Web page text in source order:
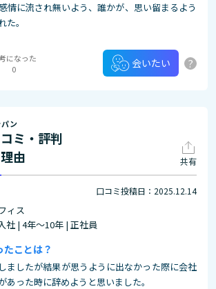
情に流され無いよう、誰かが、思い留まるよう
。
になった
0
会いたい ?
パン
ミ・評判
由
共有
口コミ投稿日：2025.12.14
ィス
社 | 4年～10年 | 正社員
ことは？
ましたが結果が思うように出なかった際に会社
あった時に辞めようと思いました。